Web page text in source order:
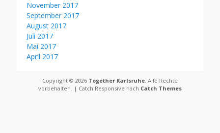
November 2017
September 2017
August 2017
Juli 2017
Mai 2017
April 2017
Copyright © 2026 Together Karlsruhe. Alle Rechte
vorbehalten. | Catch Responsive nach Catch Themes